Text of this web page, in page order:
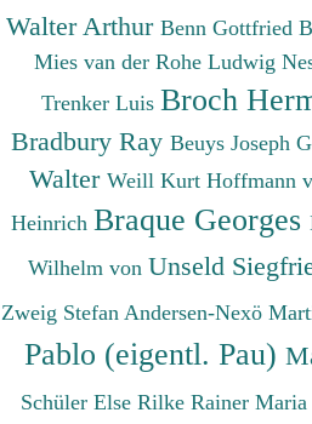
Walter Arthur Benn Gottfried
Mies van der Rohe Ludwig
Trenker Luis Broch
Bradbury Ray Beuys Joseph
Walter Weill Kurt Hoffmann
Heinrich Braque Georges
Wilhelm von Unseld
Zweig Stefan Andersen-Nexö
Pablo (eigentl. Pau)
Schüler Else Rilke Rainer Maria